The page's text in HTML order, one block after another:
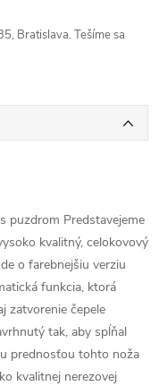
Bratislava. Tešíme sa
puzdrom Predstavejeme
kvalitný, celokovový
o farebnejšiu verziu
funkcia, ktorá
zatvorenie čepele
tak, aby spĺňal
prednosťou tohto noža
kvalitnej nerezovej